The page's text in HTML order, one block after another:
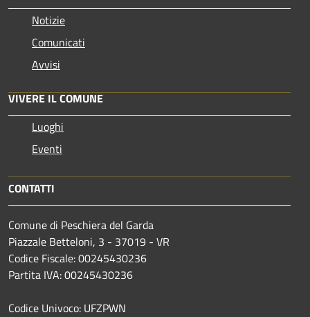
Notizie
Comunicati
Avvisi
VIVERE IL COMUNE
Luoghi
Eventi
CONTATTI
Comune di Peschiera del Garda
Piazzale Betteloni, 3 - 37019 - VR
Codice Fiscale: 00245430236
Partita IVA: 00245430236
Codice Univoco: UFZPWN